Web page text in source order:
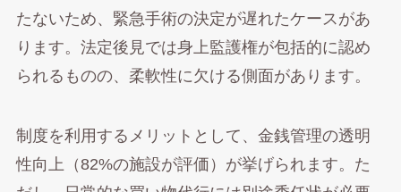
たないため、緊急手術の決定が遅れたケースがあ
ります。法定後見では身上監護権が包括的に認め
られるものの、柔軟性に欠ける側面があります。
制度を利用するメリットとして、金銭管理の透明
性向上（82%の施設が評価）が挙げられます。た